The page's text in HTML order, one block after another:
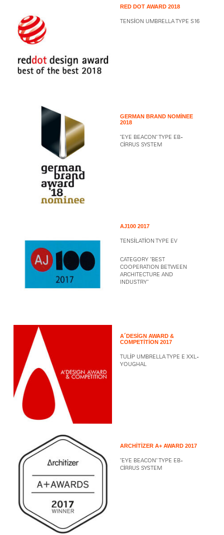
RED DOT AWARD 2018
TENSION UMBRELLA TYPE S16
GERMAN BRAND NOMINEE
2018
"EYE BEACON" TYPE EB -
CIRRUS SYSTEM
AJ100 2017
TENSILATION TYPE EV
CATEGORY "BEST
COOPERATION BETWEEN
ARCHITECTURE AND
INDUSTRY"
A´DESIGN AWARD &
COMPETITION 2017
TULIP UMBRELLA TYPE E XXL -
YOUGHAL
ARCHITIZER A+ AWARD 2017
"EYE BEACON" TYPE EB -
CIRRUS SYSTEM